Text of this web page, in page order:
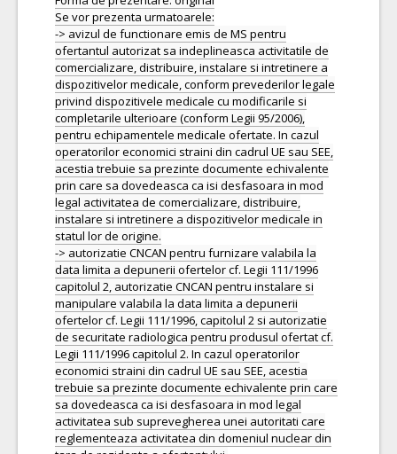
Se vor prezenta urmatoarele:
-> avizul de functionare emis de MS pentru
ofertantul autorizat sa indeplineasca activitatile de
comercializare, distribuire, instalare si intretinere a
dispozitivelor medicale, conform prevederilor legale
privind dispozitivele medicale cu modificarile si
completarile ulterioare (conform Legii 95/2006),
pentru echipamentele medicale ofertate. In cazul
operatorilor economici straini din cadrul UE sau SEE,
acestia trebuie sa prezinte documente echivalente
prin care sa dovedeasca ca isi desfasoara in mod
legal activitatea de comercializare, distribuire,
instalare si intretinere a dispozitivelor medicale in
statul lor de origine.
-> autorizatie CNCAN pentru furnizare valabila la
data limita a depunerii ofertelor cf. Legii 111/1996
capitolul 2, autorizatie CNCAN pentru instalare si
manipulare valabila la data limita a depunerii
ofertelor cf. Legii 111/1996, capitolul 2 si autorizatie
de securitate radiologica pentru produsul ofertat cf.
Legii 111/1996 capitolul 2. In cazul operatorilor
economici straini din cadrul UE sau SEE, acestia
trebuie sa prezinte documente echivalente prin care
sa dovedeasca ca isi desfasoara in mod legal
activitatea sub suprevegherea unei autoritati care
reglementeaza activitatea din domeniul nuclear din